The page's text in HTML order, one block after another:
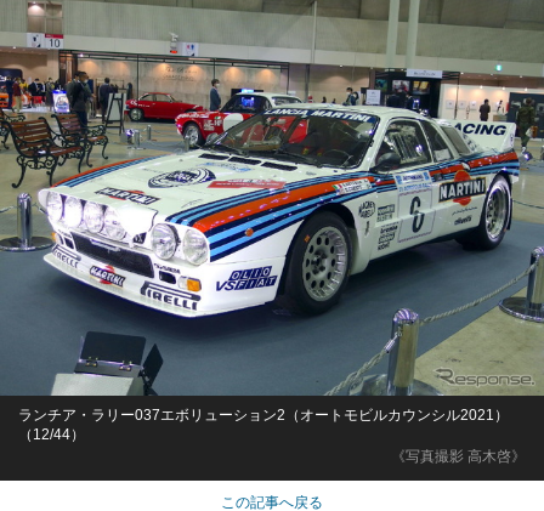
《写真撮影 高木啓》
ランチア・ラリー037エボリューション2（オートモビルカウンシル2021）
（12/44）
この記事へ戻る